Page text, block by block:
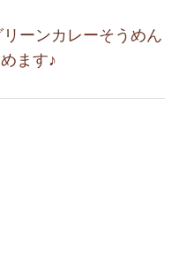
ーンカレーそうめん
ます♪